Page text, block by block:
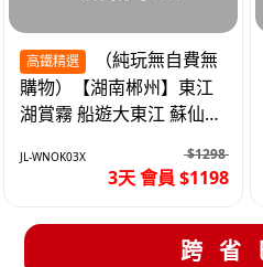
高鐵精選
購物）【湖南郴州】東江
湖賞霧 船遊大東江 蘇仙嶺
JL-WNOK03X $1298
3天 會員 $1198
跨省